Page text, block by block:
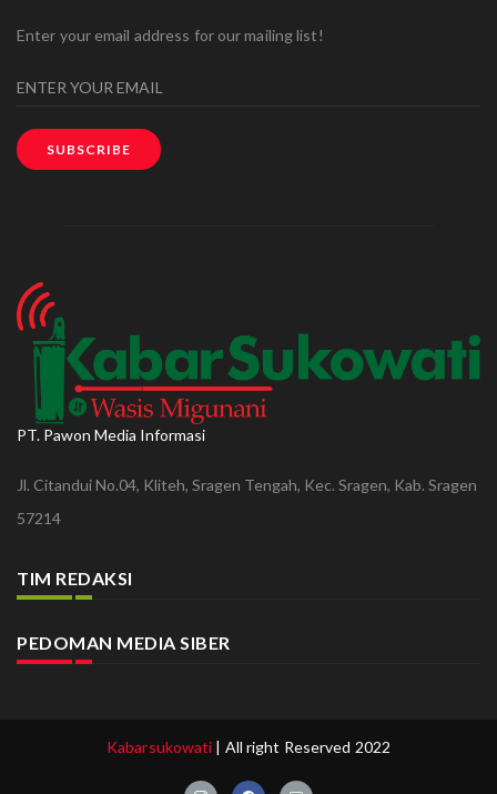
Enter your email address for our mailing list!
SUBSCRIBE
PT. Pawon Media Informasi
Jl. Citandui No.04, Kliteh, Sragen Tengah, Kec. Sragen, Kab. Sragen
57214
TIM REDAKSI
PEDOMAN MEDIA SIBER
Kabarsukowati | All right Reserved 2022